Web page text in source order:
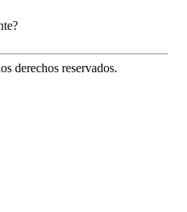
derechos reservados.